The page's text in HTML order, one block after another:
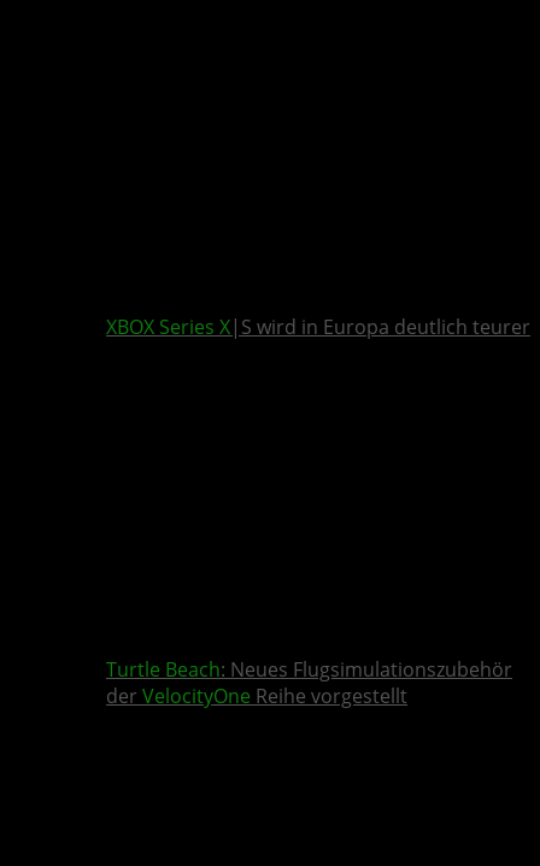
XBOX Series X|S wird in Europa deutlich teurer
Turtle Beach: Neues Flugsimulationszubehör
der VelocityOne Reihe vorgestellt